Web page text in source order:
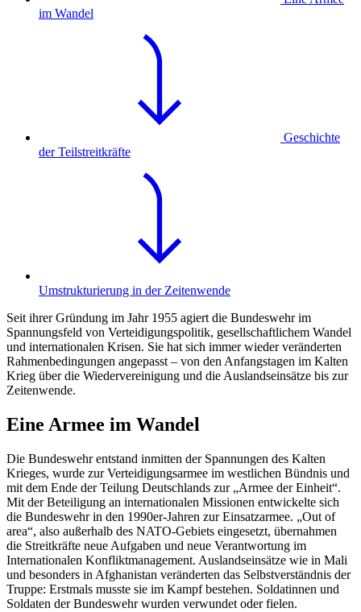
im Wandel
Geschichte
der Teilstreitkräfte
Umstrukturierung in der Zeitenwende
Seit ihrer Gründung im Jahr 1955 agiert die Bundeswehr im
Spannungsfeld von Verteidigungspolitik, gesellschaftlichem Wandel
und internationalen Krisen. Sie hat sich immer wieder veränderten
Rahmenbedingungen angepasst – von den Anfangstagen im Kalten
Krieg über die Wiedervereinigung und die Auslandseinsätze bis zur
Zeitenwende.
Eine Armee im Wandel
Die Bundeswehr entstand inmitten der Spannungen des Kalten
Krieges, wurde zur Verteidigungsarmee im westlichen Bündnis und
mit dem Ende der Teilung Deutschlands zur „Armee der Einheit“.
Mit der Beteiligung an internationalen Missionen entwickelte sich
die Bundeswehr in den 1990er-Jahren zur Einsatzarmee. „Out of
area“, also außerhalb des NATO-Gebiets eingesetzt, übernahmen
die Streitkräfte neue Aufgaben und neue Verantwortung im
Internationalen Konfliktmanagement. Auslandseinsätze wie in Mali
und besonders in Afghanistan veränderten das Selbstverständnis der
Truppe: Erstmals musste sie im Kampf bestehen. Soldatinnen und
Soldaten der Bundeswehr wurden verwundet oder fielen.